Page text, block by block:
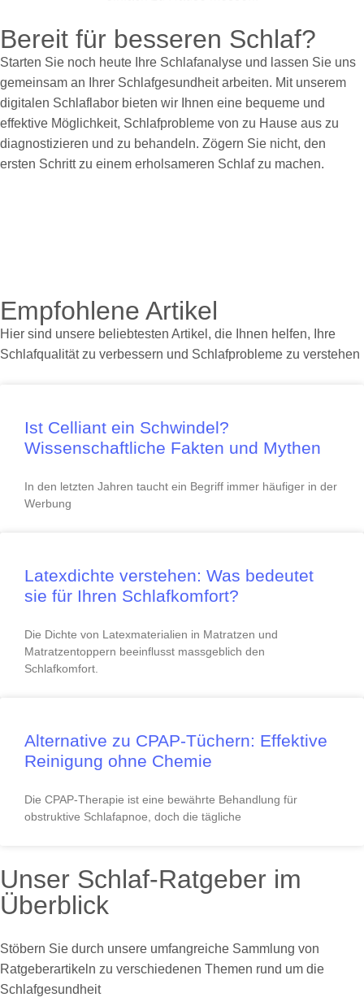
Bereit für besseren Schlaf?
Starten Sie noch heute Ihre Schlafanalyse und lassen Sie uns
gemeinsam an Ihrer Schlafgesundheit arbeiten. Mit unserem
digitalen Schlaflabor bieten wir Ihnen eine bequeme und
effektive Möglichkeit, Schlafprobleme von zu Hause aus zu
diagnostizieren und zu behandeln. Zögern Sie nicht, den
ersten Schritt zu einem erholsameren Schlaf zu machen.
Empfohlene Artikel
Hier sind unsere beliebtesten Artikel, die Ihnen helfen, Ihre
Schlafqualität zu verbessern und Schlafprobleme zu verstehen
Ist Celliant ein Schwindel?
Wissenschaftliche Fakten und Mythen
In den letzten Jahren taucht ein Begriff immer häufiger in der
Werbung
Latexdichte verstehen: Was bedeutet
sie für Ihren Schlafkomfort?
Die Dichte von Latexmaterialien in Matratzen und
Matratzentoppern beeinflusst massgeblich den
Schlafkomfort.
Alternative zu CPAP-Tüchern: Effektive
Reinigung ohne Chemie
Die CPAP-Therapie ist eine bewährte Behandlung für
obstruktive Schlafapnoe, doch die tägliche
Unser Schlaf-Ratgeber im
Überblick
Stöbern Sie durch unsere umfangreiche Sammlung von
Ratgeberartikeln zu verschiedenen Themen rund um die
Schlafgesundheit